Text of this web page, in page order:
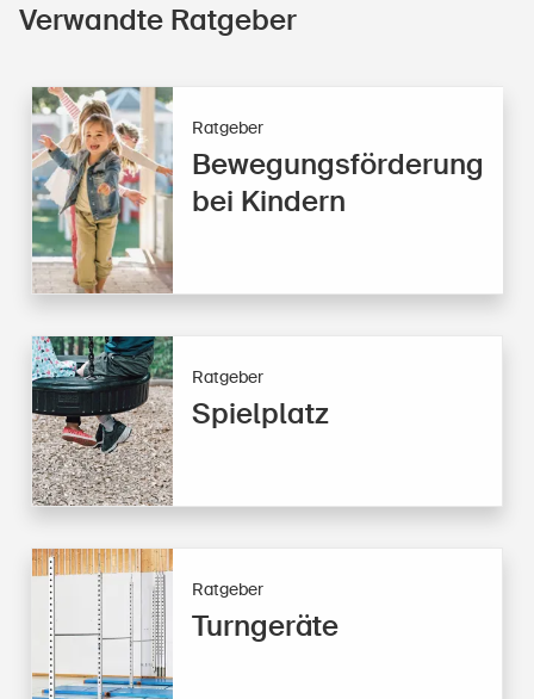
Verwandte Ratgeber
Ratgeber
Bewegungsförderung
bei Kindern
Ratgeber
Spielplatz
Ratgeber
Turngeräte